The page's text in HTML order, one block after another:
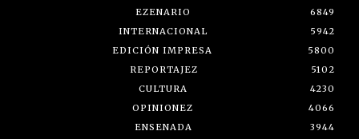
EZENARIO
6849
INTERNACIONAL
5942
EDICIÓN IMPRESA
5800
REPORTAJEZ
5102
CULTURA
4230
OPINIONEZ
4066
ENSENADA
3944